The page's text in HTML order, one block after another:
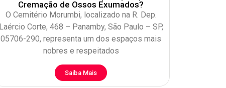
Cremação de Ossos Exumados?
O Cemitério Morumbi, localizado na R. Dep.
Laércio Corte, 468 – Panamby, São Paulo – SP,
05706-290, representa um dos espaços mais
nobres e respeitados
Saiba Mais